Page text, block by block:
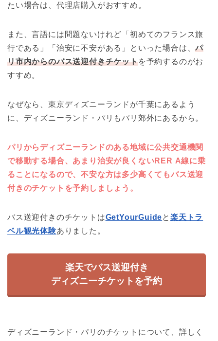
たい場合は、代理店購入がおすすめ。
また、言語には問題ないけれど「初めてのフランス旅
行である」「治安に不安がある」といった場合は、パ
リ市内からのバス送迎付きチケットを予約するのがお
すすめ。
なぜなら、東京ディズニーランドが千葉にあるよう
に、ディズニーランド・パリもパリ郊外にあるから。
パリからディズニーランドのある地域に公共交通機関
で移動する場合、あまり治安が良くないRER A線に乗
ることになるので、不安な方は多少高くてもバス送迎
付きのチケットを予約しましょう。
バス送迎付きのチケットはGetYourGuideと 楽天トラ
ベル観光体験ありました。
楽天でバス送迎付き
ディズニーチケットを予約
ディズニーランド・パリのチケットについて、詳しく